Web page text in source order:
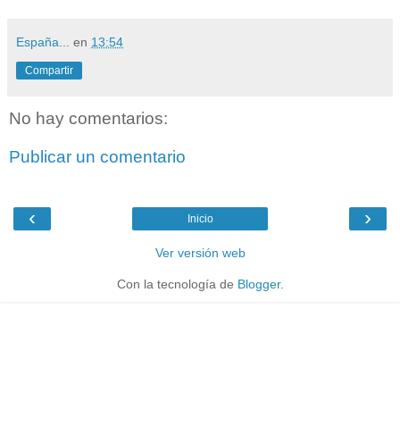
España... en 13:54
Compartir
No hay comentarios:
Publicar un comentario
‹ ›
Inicio
Ver versión web
Con la tecnología de Blogger.